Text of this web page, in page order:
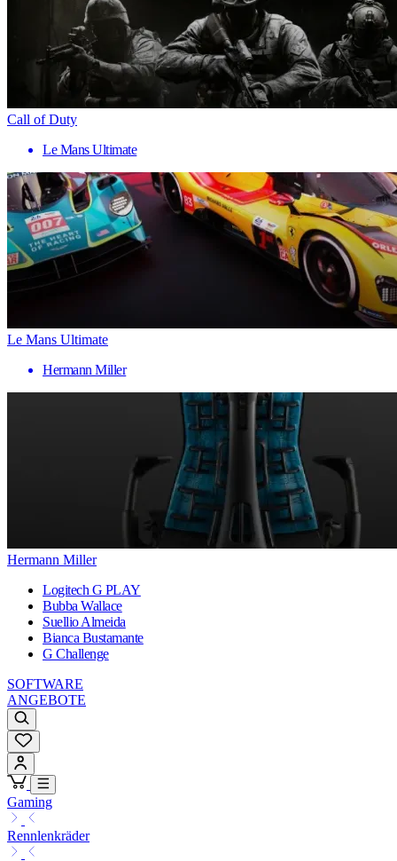
Call of Duty
Le Mans Ultimate
Le Mans Ultimate
Hermann Miller
Hermann Miller
Logitech G PLAY
Bubba Wallace
Suellio Almeida
Bianca Bustamante
G Challenge
SOFTWARE
ANGEBOTE
Gaming
Rennlenkräder